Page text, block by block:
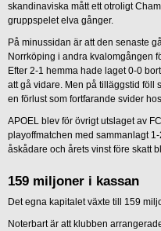
skandinaviska mått ett otroligt
gruppspelet elva gånger.
På minussidan är att den senaste
Norrköping i andra kvalomgången
Efter 2-1 hemma hade laget 0-0
att gå vidare. Men på tilläggstid föll
en förlust som fortfarande svider
APOEL blev för övrigt utslaget av
playoffmatchen med sammanlagt
åskådare och årets vinst före skatt
159 miljoner i kassan
Det egna kapitalet växte till 159
Noterbart är att klubben